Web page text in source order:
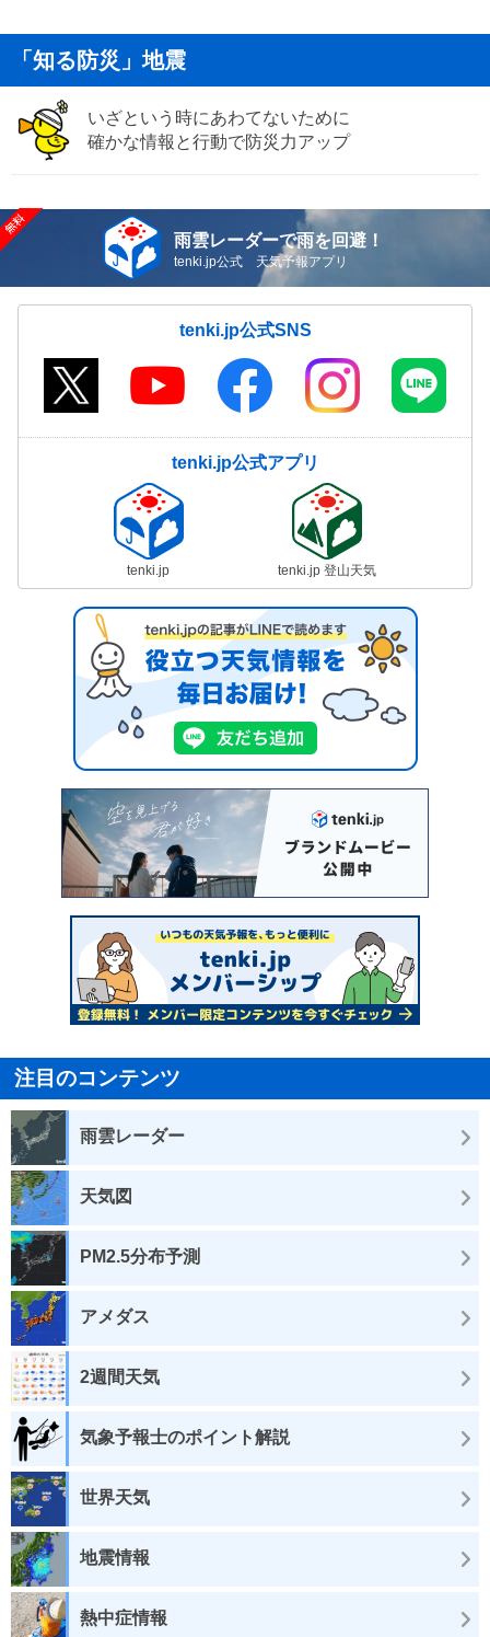
「知る防災」地震
いざという時にあわてないために
確かな情報と行動で防災力アップ
雨雲レーダーで雨を回避！
tenki.jp公式 天気予報アプリ
tenki.jp公式SNS
tenki.jp公式アプリ
tenki.jp tenki.jp 登山天気
注目のコンテンツ
雨雲レーダー
天気図
PM2.5分布予測
アメダス
2週間天気
気象予報士のポイント解説
世界天気
地震情報
熱中症情報